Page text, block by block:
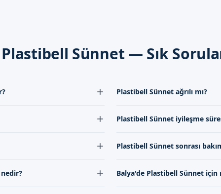
tutmak
İletişim kanallarımız üzerinden, uzman doktorumuz
Plastibell Sünnet — Sık
sırasında gerekli olan
Plastibell Sünnet ağrılı mı?
hissedilmez. İşlem sonrası hafif
gelişimi farklı olabilir, bu
Plastibell Sünnet iyileşme
hafta sürebilir. Bu期间, çocuğun
en iyi sonuçları elde
Plastibell Sünnet sonrası
önlemek için çok önemlidir.
Balya'de Plastibell Sünnet için